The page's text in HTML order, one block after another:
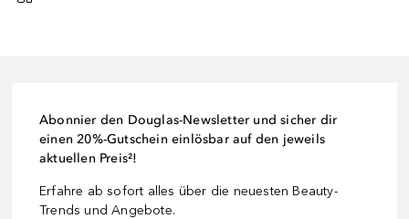
Abonnier den Douglas-Newsletter und sicher dir
einen 20%-Gutschein einlösbar auf den jeweils
aktuellen Preis²!
Erfahre ab sofort alles über die neuesten Beauty-
Trends und Angebote.